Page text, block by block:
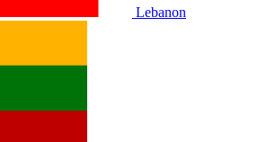
Lebanon